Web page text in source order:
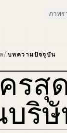
ภาพร
/บทความปัจจุบัน
รสุ
บริ